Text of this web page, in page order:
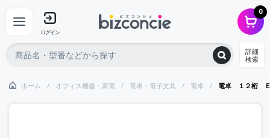
ログイン
0
詳細
検索
ホーム オフィス機器・家電 電卓・電子文具 電卓 電卓 １２桁 Ｅ